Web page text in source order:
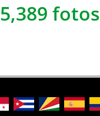
5,389 fotos